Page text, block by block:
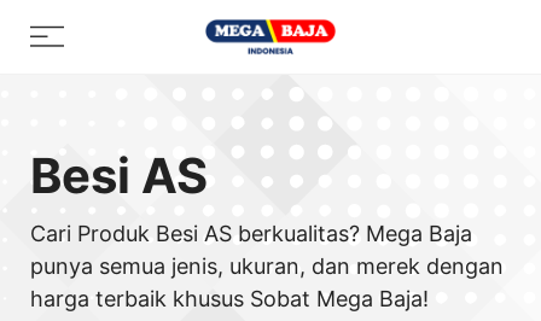
Menu
Besi AS
Cari Produk Besi AS berkualitas? Mega Baja
punya semua jenis, ukuran, dan merek dengan
harga terbaik khusus Sobat Mega Baja!